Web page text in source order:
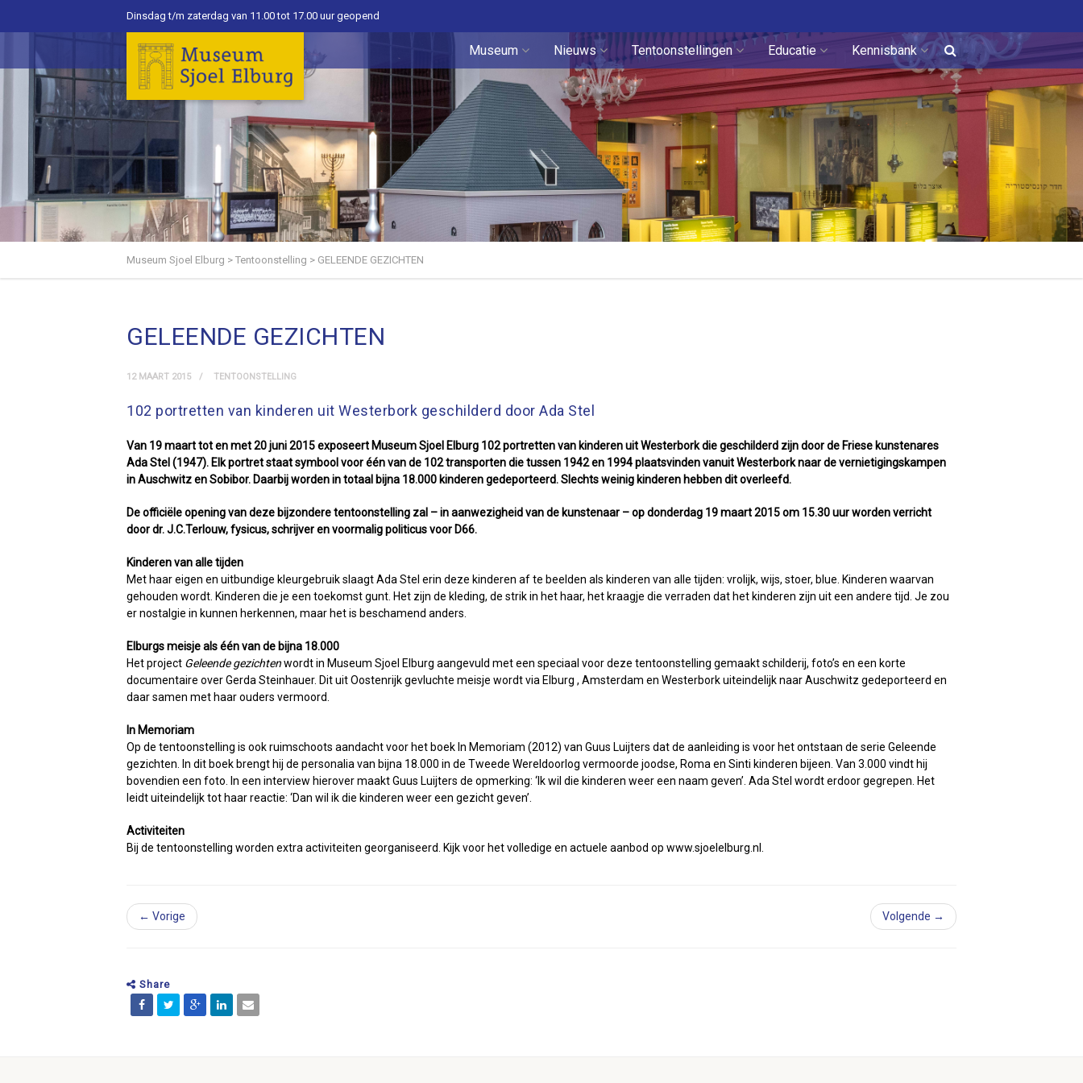
Dinsdag t/m zaterdag van 11.00 tot 17.00 uur geopend
Museum Nieuws Tentoonstellingen Educatie Kennisbank
Museum Sjoel Elburg > Tentoonstelling > GELEENDE GEZICHTEN
GELEENDE GEZICHTEN
12 MAART 2015 TENTOONSTELLING
102 portretten van kinderen uit Westerbork geschilderd door Ada Stel
Van 19 maart tot en met 20 juni 2015 exposeert Museum Sjoel Elburg 102 portretten van kinderen uit Westerbork die geschilderd zijn door de Friese kunstenares
Ada Stel (1947). Elk portret staat symbool voor één van de 102 transporten die tussen 1942 en 1994 plaatsvinden vanuit Westerbork naar de vernietigingskampen
in Auschwitz en Sobibor. Daarbij worden in totaal bijna 18.000 kinderen gedeporteerd. Slechts weinig kinderen hebben dit overleefd.
De officiële opening van deze bijzondere tentoonstelling zal – in aanwezigheid van de kunstenaar – op donderdag 19 maart 2015 om 15.30 uur worden verricht
door dr. J.C.Terlouw, fysicus, schrijver en voormalig politicus voor D66.
Kinderen van alle tijden
Met haar eigen en uitbundige kleurgebruik slaagt Ada Stel erin deze kinderen af te beelden als kinderen van alle tijden: vrolijk, wijs, stoer, blue. Kinderen waarvan
gehouden wordt. Kinderen die je een toekomst gunt. Het zijn de kleding, de strik in het haar, het kraagje die verraden dat het kinderen zijn uit een andere tijd. Je zou
er nostalgie in kunnen herkennen, maar het is beschamend anders.
Elburgs meisje als één van de bijna 18.000
Het project Geleende gezichtenwordt in Museum Sjoel Elburg aangevuld met een speciaal voor deze tentoonstelling gemaakt schilderij, foto’s en een korte
documentaire over Gerda Steinhauer. Dit uit Oostenrijk gevluchte meisje wordt via Elburg , Amsterdam en Westerbork uiteindelijk naar Auschwitz gedeporteerd en
daar samen met haar ouders vermoord.
In Memoriam
Op de tentoonstelling is ook ruimschoots aandacht voor het boek In Memoriam (2012) van Guus Luijters dat de aanleiding is voor het ontstaan de serie Geleende
gezichten. In dit boek brengt hij de personalia van bijna 18.000 in de Tweede Wereldoorlog vermoorde joodse, Roma en Sinti kinderen bijeen. Van 3.000 vindt hij
bovendien een foto. In een interview hierover maakt Guus Luijters de opmerking: ‘Ik wil die kinderen weer een naam geven’. Ada Stel wordt erdoor gegrepen. Het
leidt uiteindelijk tot haar reactie: ‘Dan wil ik die kinderen weer een gezicht geven’.
Activiteiten
Bij de tentoonstelling worden extra activiteiten georganiseerd. Kijk voor het volledige en actuele aanbod op www.sjoelelburg.nl.
← Vorige Volgende →
Share